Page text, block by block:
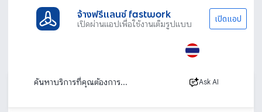
จ้างฟรีแลนซ์ fastwork
เปิดผ่านแอปเพื่อใช้งานเต็มรูปแบบ เปิดแอป
Ask AI
คนขับรถผู้บริหาร
หาคนขับรถผู้บริหาร จ้างคนขับรถผู้บริหาร
เรียงตาม